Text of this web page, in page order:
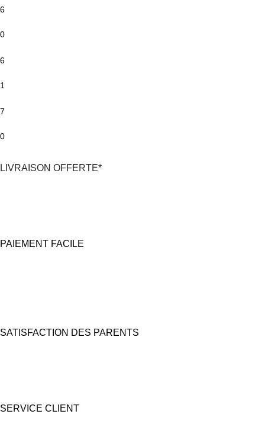
6
0
6
1
7
0
LIVRAISON OFFERTE*
PAIEMENT FACILE
SATISFACTION DES PARENTS
SERVICE CLIENT